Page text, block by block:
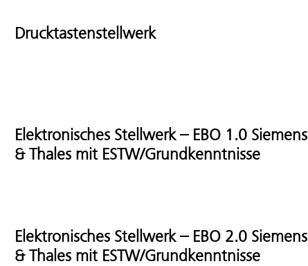
Drucktastenstellwerk
Elektronisches Stellwerk – EBO 1.0 Siemens
& Thales mit ESTW/Grundkenntnisse
Elektronisches Stellwerk – EBO 2.0 Siemens
& Thales mit ESTW/Grundkenntnisse